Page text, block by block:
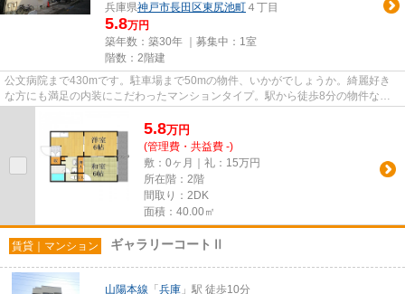
兵庫県神戸市長田区東尻池町 ４丁目
5.8万円
築年数：築30年 ｜募集中： 1室
階数：2階建
公文病院まで430mです。駐車場まで50mの物件、いかがでしょうか。綺麗好き
な方にも満足の内装にこだわったマンションタイプ。駅から徒歩8分の物件な
5.8万円
(管理費・共益費 -)
敷：0ヶ月｜礼：15万円
所在階：2階
間取り：2DK
面積：40.00㎡
賃貸｜マンション ギャラリーコートⅡ
山陽本線 「 兵庫 」駅 徒歩10分